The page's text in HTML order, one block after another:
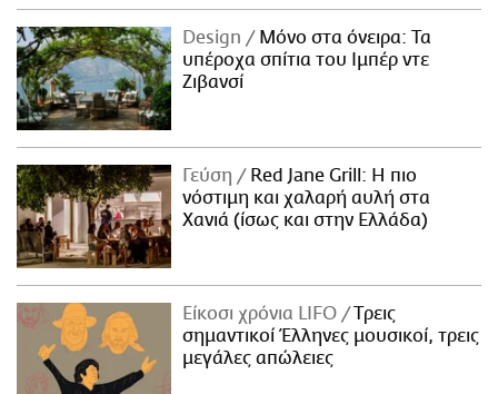
Design
Μόνο στα όνειρα: Τα
υπέροχα σπίτια του Ιμπέρ ντε
Ζιβανσί
Γεύση
Red Jane Grill: Η πιο
νόστιμη και χαλαρή αυλή στα
Χανιά (ίσως και στην Ελλάδα)
Είκοσι χρόνια LIFO
Tρεις
σημαντικοί Έλληνες μουσικοί, τρεις
μεγάλες απώλειες